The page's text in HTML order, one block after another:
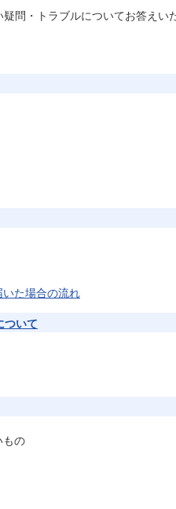
問・トラブルについてお答えい
た場合の流れ
ついて
もの